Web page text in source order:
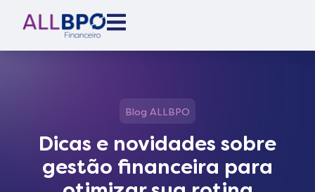
Blog ALLBPO
Dicas e novidades sobre
gestão financeira para